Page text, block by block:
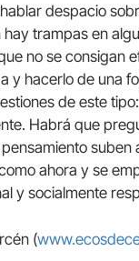
despacio
trampas en
no se consigan
y hacerlo de una
de este
Habrá que
suben
ahora y se
y socialmente
(